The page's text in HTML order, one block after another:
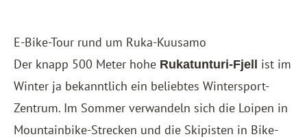
E-Bike-Tour rund um Ruka-Kuusamo
Der knapp 500 Meter hohe Rukatunturi-Fjell
ist im
Winter ja bekanntlich ein beliebtes Wintersport-
Zentrum. Im Sommer verwandeln sich die Loipen in
Mountainbike-Strecken und die Skipisten in Bike-